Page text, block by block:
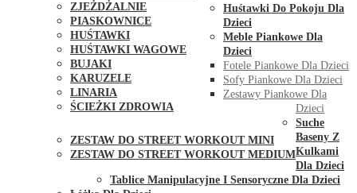
ZJEŻDŻALNIE
PIASKOWNICE
HUŚTAWKI
HUŚTAWKI WAGOWE
BUJAKI
KARUZELE
LINARIA
ŚCIEŻKI ZDROWIA
ZESTAW DO STREET WORKOUT MINI
ZESTAW DO STREET WORKOUT MEDIUM
Huśtawki Do Pokoju Dla
Dzieci
Meble Piankowe Dla
Dzieci
Fotele Piankowe Dla Dzieci
Sofy Piankowe Dla Dzieci
Zestawy Piankowe Dla
Dzieci
Suche
Baseny Z
Kulkami
Dla Dzieci
Tablice Manipulacyjne I Sensoryczne Dla Dzieci